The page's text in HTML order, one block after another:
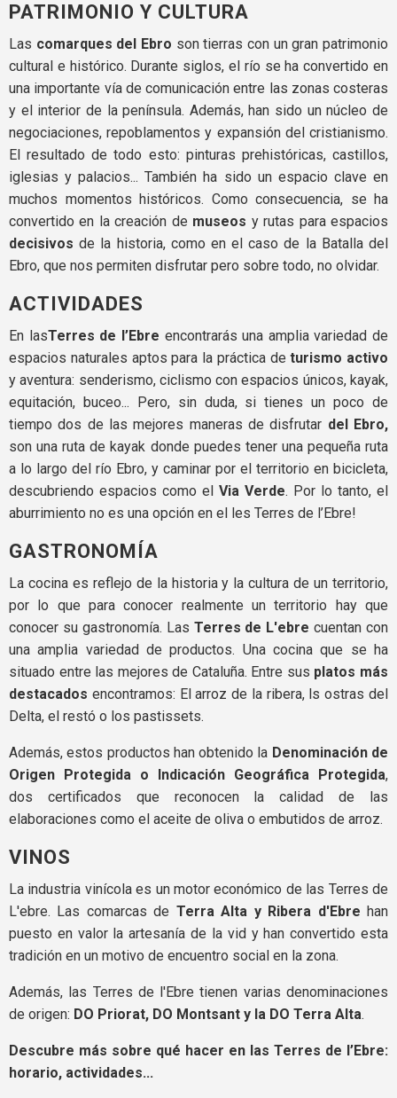
PATRIMONIO Y CULTURA
Las comarques del Ebro son tierras con un gran patrimonio
cultural e histórico. Durante siglos, el río se ha convertido en
una importante vía de comunicación entre las zonas costeras
y el interior de la península. Además, han sido un núcleo de
negociaciones, repoblamentos y expansión del cristianismo.
El resultado de todo esto: pinturas prehistóricas, castillos,
iglesias y palacios... También ha sido un espacio clave en
muchos momentos históricos. Como consecuencia, se ha
convertido en la creación de museos y rutas para espacios
decisivos de la historia, como en el caso de la Batalla del
Ebro, que nos permiten disfrutar pero sobre todo, no olvidar.
ACTIVIDADES
En lasTerres de l’Ebre encontrarás una amplia variedad de
espacios naturales aptos para la práctica deturismo activo
y aventura: senderismo, ciclismo con espacios únicos, kayak,
equitación, buceo... Pero, sin duda, si tienes un poco de
tiempo dos de las mejores maneras de disfrutar del Ebro,
son una ruta de kayak donde puedes tener una pequeña ruta
a lo largo del río Ebro, y caminar por el territorio en bicicleta,
descubriendo espacios como el Via Verde. Por lo tanto, el
aburrimiento no es una opción en el les Terres de l’Ebre!
GASTRONOMÍA
La cocina es reflejo de la historia y la cultura de un territorio,
por lo que para conocer realmente un territorio hay que
conocer su gastronomía. Las Terres de L'ebre cuentan con
una amplia variedad de productos. Una cocina que se ha
situado entre las mejores de Cataluña. Entre sus platos más
destacados encontramos: El arroz de la ribera, ls ostras del
Delta, el restó o los pastissets.
Además, estos productos han obtenido la Denominación de
Origen Protegida o Indicación Geográfica Protegida,
dos certificados que reconocen la calidad de las
elaboraciones como el aceite de oliva o embutidos de arroz.
VINOS
La industria vinícola es un motor económico de las Terres de
L'ebre. Las comarcas de Terra Alta y Ribera d'Ebre han
puesto en valor la artesanía de la vid y han convertido esta
tradición en un motivo de encuentro social en la zona.
Además, las Terres de l'Ebre tienen varias denominaciones
de origen: DO Priorat, DO Montsant y la DO Terra Alta.
Descubre más sobre qué hacer en las Terres de l’Ebre:
horario, actividades...